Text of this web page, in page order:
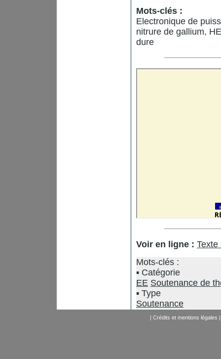
Mots-clés :
Electronique de
nitrure de gallium,
dure
Voir en ligne : Texte
Mots-clés :
Catégorie
EE Soutenance de
Type
Soutenance
| Crédits et mentions légales